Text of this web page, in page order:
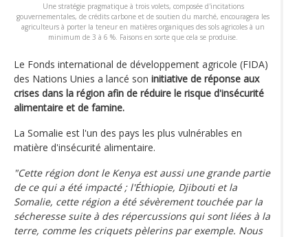
Une stratégie pragmatique à trois volets, composée d'incitations
gouvernementales, de crédits carbone et de soutien du marché, encouragera les
agriculteurs à porter la teneur en matières organiques des sols agricoles à un
minimum de 3 à 6 %. Faisons en sorte que cela se produise.
Le Fonds international de développement agricole (FIDA)
des Nations Unies a lancé son initiative de réponse aux
crises dans la région afin de réduire le risque d'insécurité
alimentaire et de famine.
La Somalie est l'un des pays les plus vulnérables en
matière d'insécurité alimentaire.
"Cette région dont le Kenya est aussi une grande partie
de ce qui a été impacté ; l'Éthiopie, Djibouti et la
Somalie, cette région a été sévèrement touchée par la
sécheresse suite à des répercussions qui sont liées à la
terre, comme les criquets pèlerins par exemple. Nous